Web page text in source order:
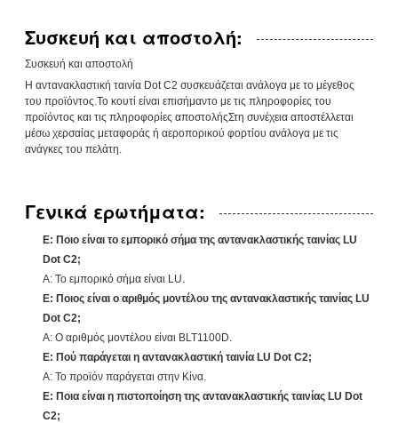
Συσκευή και αποστολή:
Συσκευή και αποστολή
Η αντανακλαστική ταινία Dot C2 συσκευάζεται ανάλογα με το μέγεθος
του προϊόντος.Το κουτί είναι επισήμαντο με τις πληροφορίες του
προϊόντος και τις πληροφορίες αποστολήςΣτη συνέχεια αποστέλλεται
μέσω χερσαίας μεταφοράς ή αεροπορικού φορτίου ανάλογα με τις
ανάγκες του πελάτη.
Γενικά ερωτήματα:
Ε: Ποιο είναι το εμπορικό σήμα της αντανακλαστικής ταινίας LU
Dot C2;
Α: Το εμπορικό σήμα είναι LU.
Ε: Ποιος είναι ο αριθμός μοντέλου της αντανακλαστικής ταινίας LU
Dot C2;
Α: Ο αριθμός μοντέλου είναι BLT1100D.
Ε: Πού παράγεται η αντανακλαστική ταινία LU Dot C2;
Α: Το προϊόν παράγεται στην Κίνα.
Ε: Ποια είναι η πιστοποίηση της αντανακλαστικής ταινίας LU Dot
C2;